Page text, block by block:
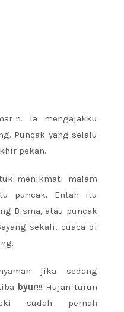
Ia mengajakku
Puncak yang selalu
pekan.
menikmati malam
puncak. Entah itu
Bisma, atau puncak
sekali, cuaca di
jika sedang
byur!!! Hujan turun
sudah pernah